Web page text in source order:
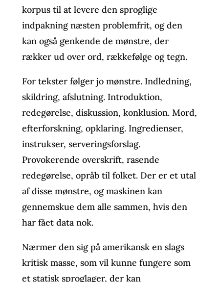
korpus til at levere den sproglige
indpakning næsten problemfrit, og den
kan også genkende de mønstre, der
rækker ud over ord, rækkefølge og tegn.
For tekster følger jo mønstre. Indledning,
skildring, afslutning. Introduktion,
redegørelse, diskussion, konklusion. Mord,
efterforskning, opklaring. Ingredienser,
instrukser, serveringsforslag.
Provokerende overskrift, rasende
redegørelse, opråb til folket. Der er et utal
af disse mønstre, og maskinen kan
gennemskue dem alle sammen, hvis den
har fået data nok.
Nærmer den sig på amerikansk en slags
kritisk masse, som vil kunne fungere som
et statisk sproglager, der kan